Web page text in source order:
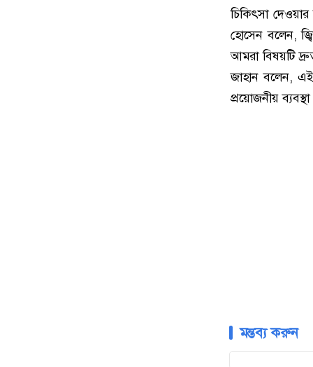
চিকিৎসা
হোসেন বলেন,
আমরা বিষয়টি
জাহান বলেন,
প্রয়োজনীয়
মন্তব্য করুন